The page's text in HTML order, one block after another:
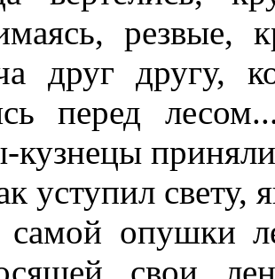
резвые,
друг другу,
перед
кузнецы
уступил свету,
опушки